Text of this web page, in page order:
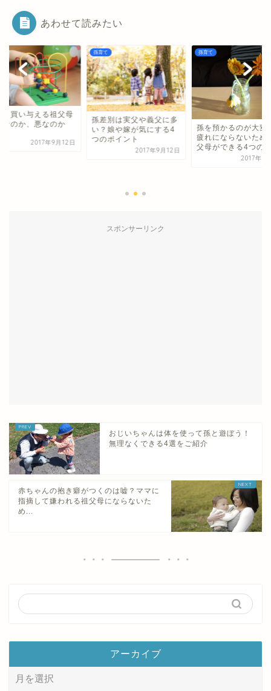
あわせて読みたい
別は実父や義父に多
娘や嫁が気にする4
ポイント
孫育て
孫を預かるのが大変！孫
疲れにならないために祖
父母ができる4つのこと
孫育て
何でも買い与える祖
は善なのか、悪なの
スポンサーリンク
おじいちゃんは体を使って孫と遊ぼう！
無理なくできる4選をご紹介
赤ちゃんの抱き癖がつくのは嘘？ママに
指摘して嫌われる祖父母にならないた
め...
アーカイブ